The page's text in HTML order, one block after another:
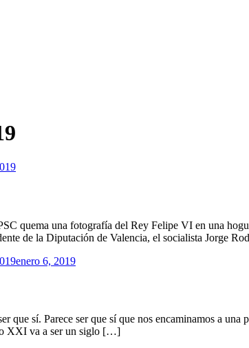
quema una fotografía del Rey Felipe VI en una
de la Diputación de Valencia, el socialista Jorge
enero 6, 2019
que sí. Parece ser que sí que nos encaminamos a
XXI va a ser un siglo […]